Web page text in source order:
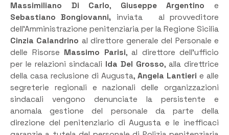
Massimiliano Di Carlo, Giuseppe Argentino e
Sebastiano Bongiovanni, inviata al provveditore
dell’Amministrazione penitenziaria per la Regione Sicilia
Cinzia Calandrino al direttore generale del Personale e
delle Risorse Massimo Parisi, al direttore dell’ufficio
per le relazioni sindacali Ida Del Grosso, alla direttrice
della casa reclusione di Augusta, Angela Lantieri e alle
segreterie regionali e nazionali delle organizzazioni
sindacali vengono denunciate la persistente e
anomala gestione del personale da parte della
direzione del penitenziario di Augusta e le inefficaci